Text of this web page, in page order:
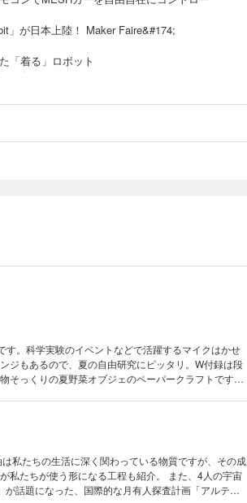
」が日本上陸！ Maker Faire&#174;
「着る」ロボット
ビー玉パチンコ
なくてろうとちゃんがゆく!?の巻
者の仕事
返り びっくりカメ
ち大集合ポスター
海底火山と謎の石
。科学実験のイベントなどで活躍するマイクはかせ
ジもあるので、夏の自由研究にピッタリ。W付録は段
そっくりの夏野菜オブジェのペーパークラフトです。
音に科学で迫る!? 伊藤尚未先生ワークショップを開催
ヒストリー ビーカーくんがゆく ビーカーくん、粉
上風力発電 石狩湾新港洋上風力発電所 おうちや教室
ぜ？ どうして？ [新連載]教えて！ アベ先生 お役立
に動かす たくさん知って、もっと会いたくなる 動
見守る ひとときの北極通信 海氷が語る北極のいま
私たちの生活に深く関わっている物質ですが、その成
私たちが使う形になる工程も紹介。 また、4人の宇宙
話題になった、国際的な月有人探査計画「アルテミ